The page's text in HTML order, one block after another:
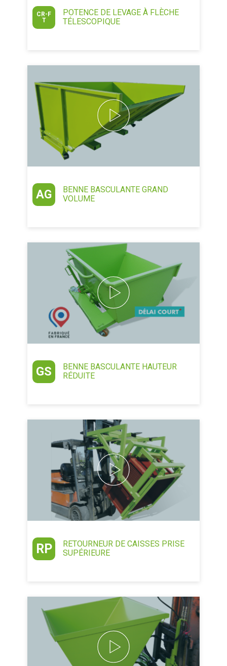
CR-F
T
POTENCE DE LEVAGE À FLÈCHE
TÉLESCOPIQUE
AG
BENNE BASCULANTE GRAND
VOLUME
GS
BENNE BASCULANTE HAUTEUR
RÉDUITE
RP
RETOURNEUR DE CAISSES PRISE
SUPÉRIEURE